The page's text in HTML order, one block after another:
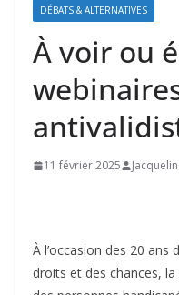
DÉBATS & ALTERNATIVES
À voir ou
11 février 2025
À l’occasion des 20 ans
droits et des chances,